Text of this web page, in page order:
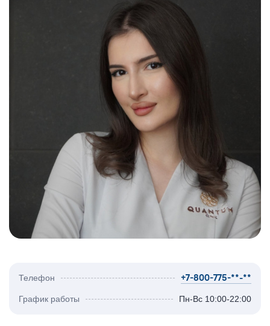
Телефон +7-800-775-**-**
График работы Пн-Вс 10:00-22:00